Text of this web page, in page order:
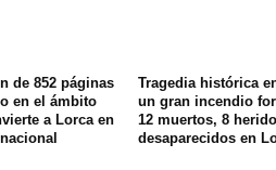
de 852 páginas
en el ámbito
a Lorca en
Tragedia histórica
un gran incendio
12 muertos, 8
desaparecidos en